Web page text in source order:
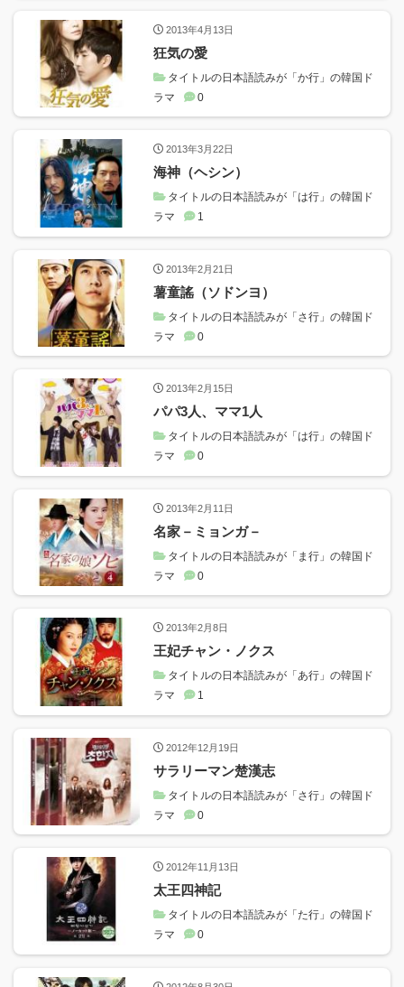
2013年4月13日
狂気の愛
タイトルの日本語読みが「か行」の韓国ド
ラマ
0
2013年3月22日
海神（ヘシン）
タイトルの日本語読みが「は行」の韓国ド
ラマ
1
2013年2月21日
薯童謠（ソドンヨ）
タイトルの日本語読みが「さ行」の韓国ド
ラマ
0
2013年2月15日
パパ3人、ママ1人
タイトルの日本語読みが「は行」の韓国ド
ラマ
0
2013年2月11日
名家－ミョンガ－
タイトルの日本語読みが「ま行」の韓国ド
ラマ
0
2013年2月8日
王妃チャン・ノクス
タイトルの日本語読みが「あ行」の韓国ド
ラマ
1
2012年12月19日
サラリーマン楚漢志
タイトルの日本語読みが「さ行」の韓国ド
ラマ
0
2012年11月13日
太王四神記
タイトルの日本語読みが「た行」の韓国ド
ラマ
0